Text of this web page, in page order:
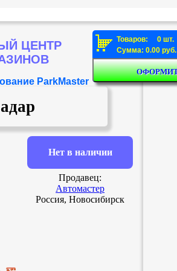
ЦЕНТР
Товаров: 0 шт.
Сумма: 0.00 руб.
ParkMaster
Нет в наличии
Продавец:
Автомастер
Россия, Новосибирск